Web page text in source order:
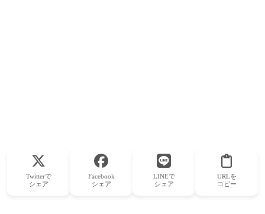
Twitterで
シェア
Facebook
シェア
LINEで
シェア
URLを
コピー